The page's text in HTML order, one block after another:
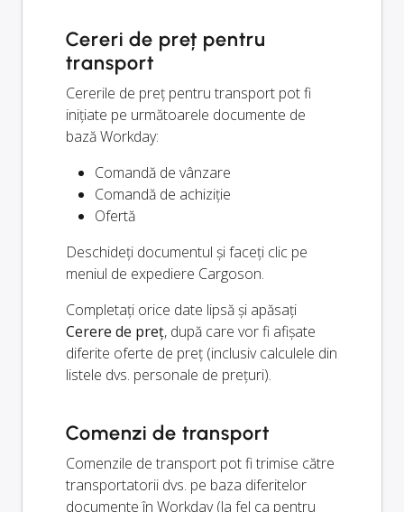
Cereri de preț pentru
transport
Cererile de preț pentru transport pot fi
inițiate pe următoarele documente de
bază Workday:
Comandă de vânzare
Comandă de achiziție
Ofertă
Deschideți documentul și faceți clic pe
meniul de expediere Cargoson.
Completați orice date lipsă și apăsați
Cerere de preț, după care vor fi afișate
diferite oferte de preț (inclusiv calculele din
listele dvs. personale de prețuri).
Comenzi de transport
Comenzile de transport pot fi trimise către
transportatorii dvs. pe baza diferitelor
documente în Workday (la fel ca pentru